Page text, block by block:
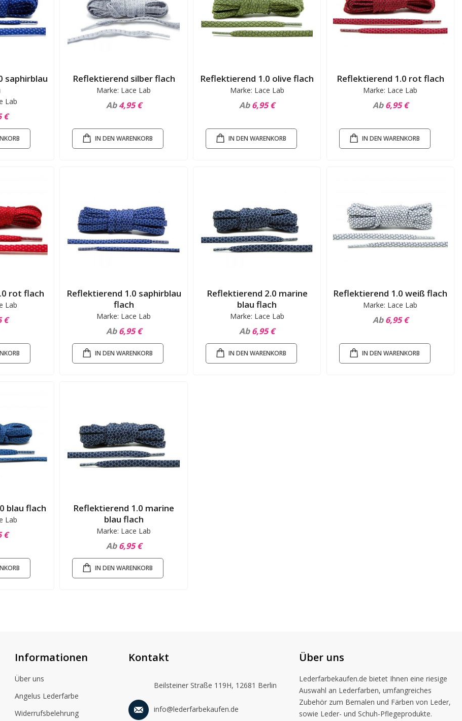
saphirblau
Lab
€
Reflektierend silber flach
Marke: Lace Lab
Ab 4,95 €
IN DEN WARENKORB
Reflektierend 1.0 olive flach
Marke: Lace Lab
Ab 6,95 €
IN DEN WARENKORB
Reflektierend 1.0 rot flach
Marke: Lace Lab
Ab 6,95 €
IN DEN WARENKORB
rot flach
Lab
€
Reflektierend 1.0 saphirblau
flach
Marke: Lace Lab
Ab 6,95 €
IN DEN WARENKORB
Reflektierend 2.0 marine
blau flach
Marke: Lace Lab
Ab 6,95 €
IN DEN WARENKORB
Reflektierend 1.0 weiß flach
Marke: Lace Lab
Ab 6,95 €
IN DEN WARENKORB
blau flach
Lab
€
Reflektierend 1.0 marine
blau flach
Marke: Lace Lab
Ab 6,95 €
IN DEN WARENKORB
Informationen
Über uns
Angelus Lederfarbe
Widerrufsbelehrung
Kontakt
Beilsteiner Straße 119H, 12681 Berlin
info@lederfarbekaufen.de
Über uns
Lederfarbekaufen.de bietet Ihnen eine riesige
Auswahl an Lederfarben, umfangreiches
Zubehör zum Bemalen und Färben von Leder,
sowie Leder- und Schuh-Pflegeprodukte.